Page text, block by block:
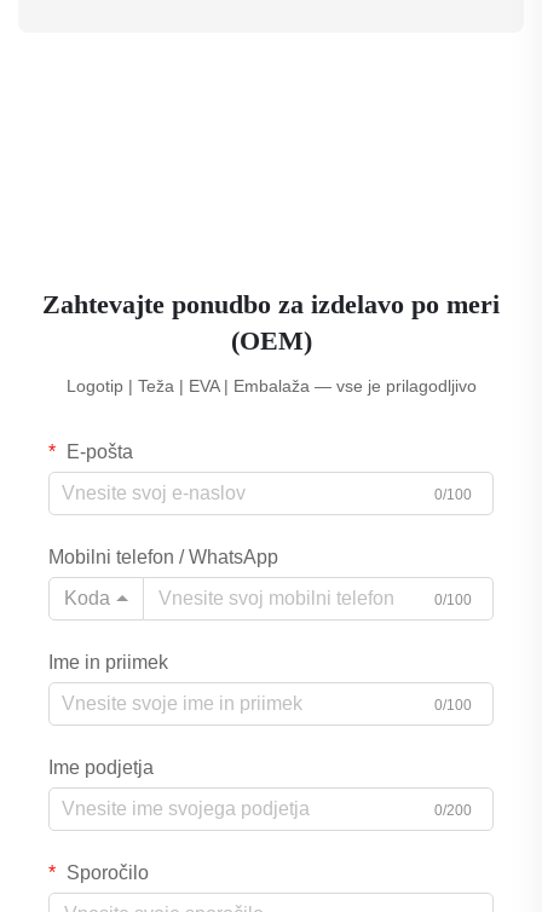
Zahtevajte ponudbo za izdelavo po meri
(OEM)
Logotip | Teža | EVA | Embalaža — vse je prilagodljivo
E-pošta
0/100
Mobilni telefon / WhatsApp
Koda
0/100
Ime in priimek
0/100
Ime podjetja
0/200
Sporočilo